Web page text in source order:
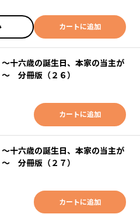
カートに追加
十六歳の誕生日、本家の当主が
分冊版（２６）
カートに追加
十六歳の誕生日、本家の当主が
分冊版（２７）
カートに追加